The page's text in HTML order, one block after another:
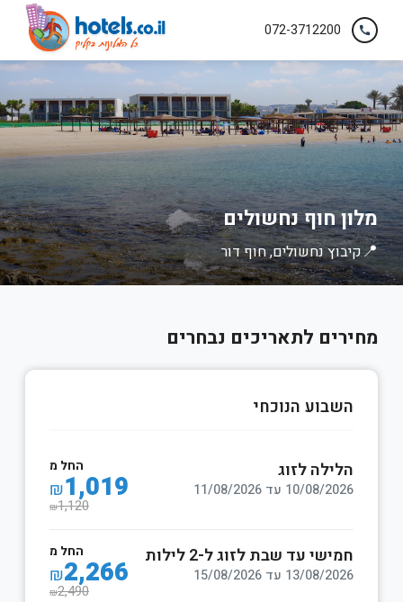
call
072-3712200
מלון חוף נחשולים
📍קיבוץ נחשולים, חוף דור
מחירים לתאריכים נבחרים
השבוע הנוכחי
הלילה לזוג
10/08/2026 עד 11/08/2026
החל מ
₪1,019
₪1,120
חמישי עד שבת לזוג ל-2 לילות
13/08/2026 עד 15/08/2026
החל מ
₪2,266
₪2,490